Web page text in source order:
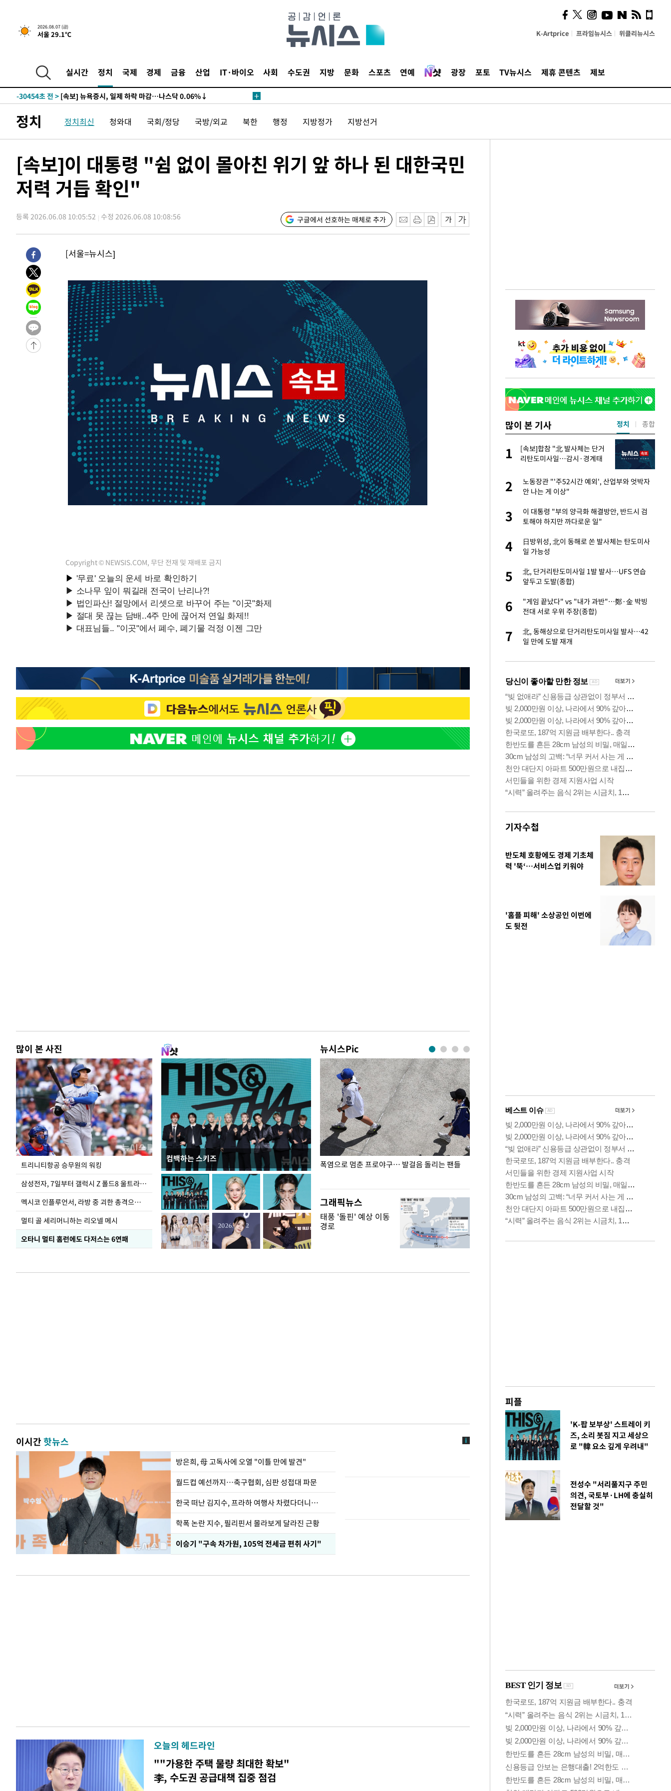
2026.08.07 (금)
서울 29.1℃ K-Artprice 프라임뉴시스 위클리뉴시스
실시간 정치 국제 경제 금융 산업 IT·바이오 사회 수도권 지방 문화 스포츠 연예 광장 포토 TV뉴시스 제휴 콘텐츠 제보
-30454초 전 > [속보] 뉴욕증시, 일제 하락 마감…나스닥 0.06%↓
정치 정치최신 청와대 국회/정당 국방/외교 북한 행정 지방정가 지방선거
[속보]이 대통령 "쉼 없이 몰아친 위기 앞 하나 된 대한국민
저력 거듭 확인"
등록 2026.06.08 10:05:52 수정 2026.06.08 10:08:56 구글에서 선호하는 매체로 추가
[서울=뉴시스]
Copyright © NEWSIS.COM, 무단 전재 및 재배포 금지
많이 본 사진
트리니티항공 승무원의 워킹
삼성전자, 7일부터 갤럭시 Z 폴드8 울트라·폴드8·플립8 출시
멕시코 인플루언서, 라방 중 괴한 총격으로 사망
멀티 골 세리머니하는 리오넬 메시
오타니 멀티 홈런에도 다저스는 6연패
컴백하는 스키즈
뉴시스Pic
입추 하루 앞둔 전남광주… 열화상 카메라에 담긴
폭염
폭염으로 멈춘 프로야구… 발걸음 돌리는 팬들
이 대통령, '청년 대책 속도 높여야…폭염 문제도 입추 코앞인데
그래픽뉴스
태풍 '돌핀' 예상 이동
경로
이시간핫뉴스
방은희, 母 고독사에 오열 "이틀 만에 발견"
월드컵 예선까지…축구협회, 심판 성접대 파문
한국 떠난 김지수, 프라하 여행사 차렸다더니…
학폭 논란 지수, 필리핀서 몰라보게 달라진 근황
이승기 "구속 차가원, 105억 전세금 편취 사기"
오늘의 헤드라인
""가용한 주택 물량 최대한 확보"
李, 수도권 공급대책 집중 점검
많이 본 기사
1
방은희, 母 고독사에 오열 "이
틀 만에 발견"
2
축구협회, 15년 전 심판 성 접대 파문에 "현
재는 내부 지침 준수"
1
[속보]합참 "北 발사체는 단거
리탄도미사일…감시·경계태
2
노동장관 "'주52시간 예외', 산업부와 엇박자
안 나는 게 이상"
3
이 대통령 "부의 양극화 해결방안, 반드시 검
토해야 하지만 까다로운 일"
4
日방위성, 北이 동해로 쏜 발사체는 탄도미사
일 가능성
5
北, 단거리탄도미사일 1발 발사…UFS 연습
앞두고 도발(종합)
6
"게임 끝났다" vs "내가 과반"…鄭·金 박빙
전대 서로 우위 주장(종합)
7
北, 동해상으로 단거리탄도미사일 발사…42
일 만에 도발 재개
정치 종합
기자수첩
반도체 호황에도 경제 기초체
력 '뚝‘…서비스업 키워야
'홈플 피해' 소상공인 이번에
도 뒷전
피플
'K-팝 보부상' 스트레이 키
즈, 소리 봇짐 지고 세상으
로 "韓 요소 깊게 우려내"
전성수 "서리풀지구 주민
의견, 국토부·LH에 충실히
전달할 것"